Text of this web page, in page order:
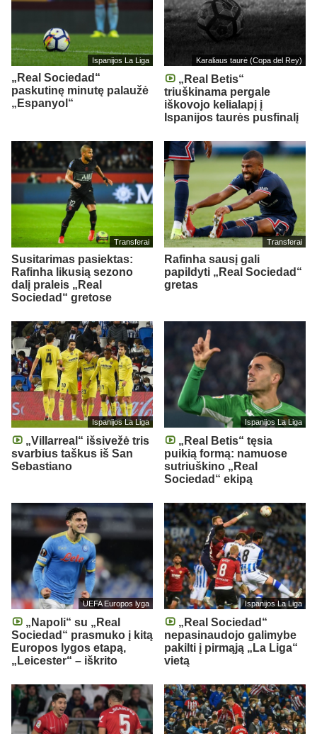
Ispanijos La Liga
„Real Sociedad“
paskutinę minutę palaužė
„Espanyol“
Karaliaus taurė (Copa del Rey)
„Real Betis“
triuškinama pergale
iškovojo kelialapį į
Ispanijos taurės pusfinalį
Transferai
Susitarimas pasiektas:
Rafinha likusią sezono
dalį praleis „Real
Sociedad“ gretose
Transferai
Rafinha sausį gali
papildyti „Real Sociedad“
gretas
Ispanijos La Liga
„Villarreal“ išsivežė tris
svarbius taškus iš San
Sebastiano
Ispanijos La Liga
„Real Betis“ tęsia
puikią formą: namuose
sutriuškino „Real
Sociedad“ ekipą
UEFA Europos lyga
„Napoli“ su „Real
Sociedad“ prasmuko į kitą
Europos lygos etapą,
„Leicester“ – iškrito
Ispanijos La Liga
„Real Sociedad“
nepasinaudojo galimybe
pakilti į pirmąją „La Liga“
vietą